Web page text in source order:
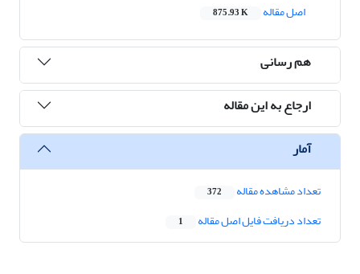
اصل مقاله
875.93 K
هم رسانی
ارجاع به این مقاله
آمار
تعداد مشاهده مقاله 372
تعداد دریافت فایل اصل مقاله 1